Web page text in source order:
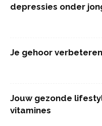
depressies onder
Je gehoor
Jouw gezonde
vitamines